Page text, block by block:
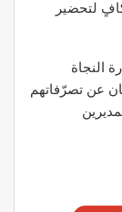
لتحضير
النجاة
عن تصرّفاتهم